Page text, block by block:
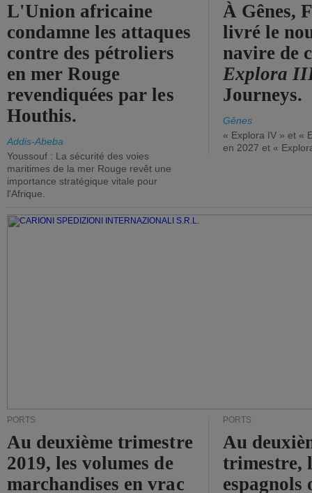
L'Union africaine
condamne les attaques
contre des pétroliers
en mer Rouge
revendiquées par les
Houthis.
Addis-Abeba
Youssouf : La sécurité des voies
maritimes de la mer Rouge revêt une
importance stratégique vitale pour
l'Afrique.
À Gênes,
livré le
navire de
Explora
Journeys.
Gênes
« Explora IV » et «
en 2027 et «
PORTS
Au deuxième trimestre
2019, les volumes de
marchandises en vrac
PORTS
Au
trimestre,